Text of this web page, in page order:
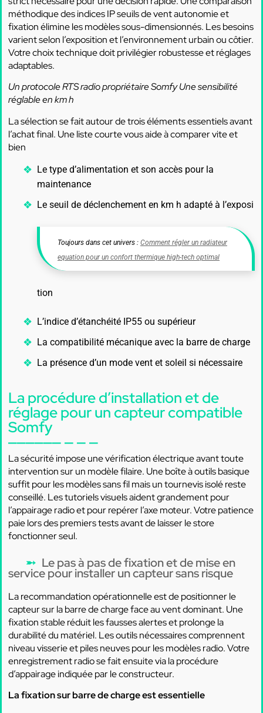
méthodique des indices IP seuils de vent autonomie et
fixation élimine les modèles sous-dimensionnés. Les besoins
varient selon l’exposition et l’environnement urbain ou côtier.
Votre choix technique doit privilégier robustesse et réglages
adaptables.
Un protocole RTS radio propriétaire SomfyUne sensibilité
réglable en km h
La sélection se fait autour de trois éléments essentiels avant
l’achat final. Une liste courte vous aide à comparer vite et
bien
Le type d’alimentation et son accès pour la
maintenance
Le seuil de déclenchement en km h adapté à l’exposi
Toujours dans cet univers : Comment régler un radiateur
equation pour un confort thermique high-tech optimal
tion
L’indice d’étanchéité IP55 ou supérieur
La compatibilité mécanique avec la barre de charge
La présence d’un mode vent et soleil si nécessaire
La procédure d’installation et de
réglage pour un capteur compatible
Somfy
La sécurité impose une vérification électrique avant toute
intervention sur un modèle filaire. Une boîte à outils basique
suffit pour les modèles sans fil mais un tournevis isolé reste
conseillé. Les tutoriels visuels aident grandement pour
l’appairage radio et pour repérer l’axe moteur. Votre patience
paie lors des premiers tests avant de laisser le store
fonctionner seul.
Le pas à pas de fixation et de mise en
service pour installer un capteur sans risque
La recommandation opérationnelle est de positionner le
capteur sur la barre de charge face au vent dominant. Une
fixation stable réduit les fausses alertes et prolonge la
durabilité du matériel. Les outils nécessaires comprennent
niveau visserie et piles neuves pour les modèles radio. Votre
enregistrement radio se fait ensuite via la procédure
d’appairage indiquée par le constructeur.
La fixation sur barre de charge est essentielle